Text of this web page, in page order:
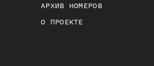
АРХИВ НОМЕРОВ
О ПРОЕКТЕ